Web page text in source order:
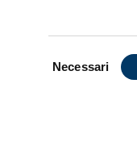
Necessari